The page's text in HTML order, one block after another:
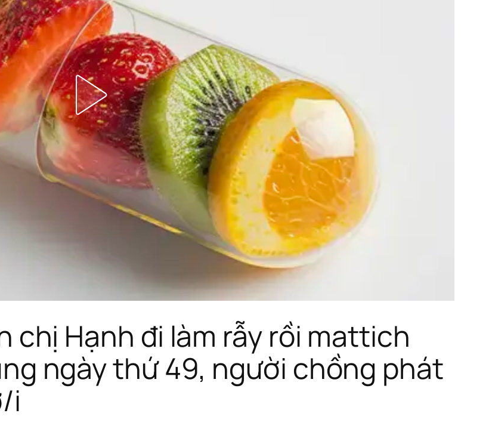
chị Hạnh đi làm rẫy rồi mattich
ngày thứ 49, người chồng phát
i